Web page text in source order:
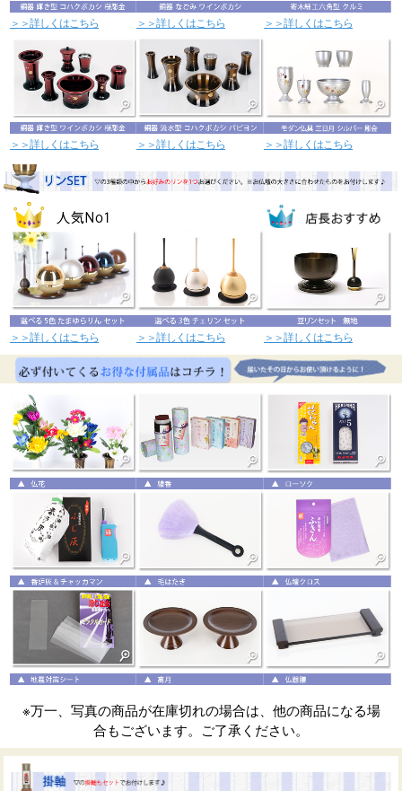
＞＞詳しくはこちら ＞＞詳しくはこちら ＞＞詳しくはこちら
＞＞詳しくはこちら ＞＞詳しくはこちら ＞＞詳しくはこちら
＞＞詳しくはこちら ＞＞詳しくはこちら ＞＞詳しくはこちら
※万一、写真の商品が在庫切れの場合は、他の商品になる場
合もございます。ご了承ください。